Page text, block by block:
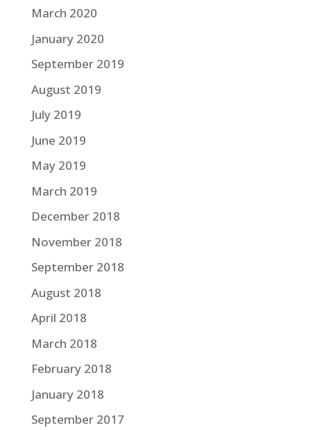
March 2020
January 2020
September 2019
August 2019
July 2019
June 2019
May 2019
March 2019
December 2018
November 2018
September 2018
August 2018
April 2018
March 2018
February 2018
January 2018
September 2017